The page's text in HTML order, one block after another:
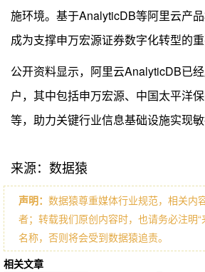
施环境。基于AnalyticDB等阿里云产
成为支撑申万宏源证券数字化转型的重
公开资料显示，阿里云AnalyticDB已
户，其中包括申万宏源、中国太平洋
等，助力关键行业信息基础设施实现敏
来源：数据猿
声明： 数据猿尊重媒体行业规范，相关内
者；转载我们原创内容时，也请务必注明
名称，否则将会受到数据猿追责。
相关文章